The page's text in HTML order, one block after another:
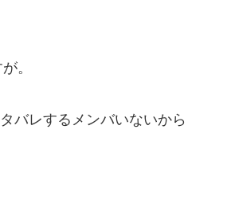
。
バレするメンバいないから